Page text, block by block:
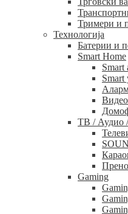
Тримери и
Технологија
Батерии и
Smart Home
Smart
Smart
ТВ / Аудио
Gaming